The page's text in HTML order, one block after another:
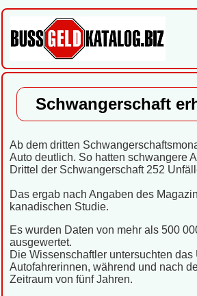
Schwangerschaft
Ab dem dritten
Auto deutlich. So hatten schwangere
Drittel der Schwangerschaft 252
Das ergab nach Angaben des
kanadischen Studie.
Es wurden Daten von mehr als 500
ausgewertet.
Die Wissenschaftler untersuchten
Autofahrerinnen, während und nach
Zeitraum von fünf Jahren.